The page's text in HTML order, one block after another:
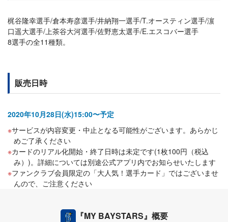
梶谷隆幸選手/倉本寿彦選手/井納翔一選手/T.オースティン選手/濵
口遥大選手/上茶谷大河選手/佐野恵太選手/E.エスコバー選手
8選手の全11種類。
販売日時
2020年10月28日(水)15:00〜予定
サービスが内容変更・中止となる可能性がございます。あらかじ
めご了承ください
カードのリアル化開始・終了日時は未定です(1枚100円（税込
み）)。詳細については別途公式アプリ内でお知らせいたします
ファンクラブ会員限定の「大人気！選手カード」ではございませ
んので、ご注意ください
『MY BAYSTARS』概要